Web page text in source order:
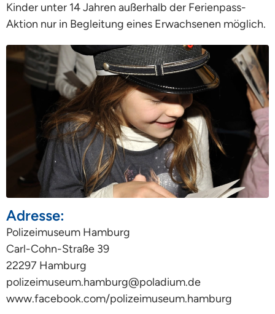
Kinder unter 14 Jahren außerhalb der Ferienpass-
Aktion nur in Begleitung eines Erwachsenen möglich.
Adresse:
Polizeimuseum Hamburg
Carl-Cohn-Straße 39
22297 Hamburg
polizeimuseum.hamburg@poladium.de
www.facebook.com/polizeimuseum.hamburg